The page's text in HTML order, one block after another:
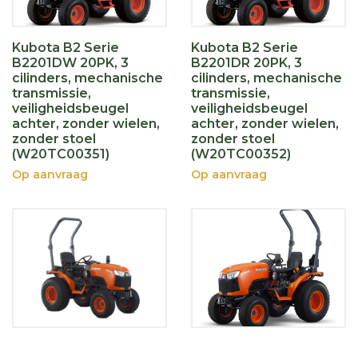
Kubota B2 Serie
B2201DW 20PK, 3
cilinders, mechanische
transmissie,
veiligheidsbeugel
achter, zonder wielen,
zonder stoel
(W20TC00351)
Op aanvraag
Kubota B2 Serie
B2201DR 20PK, 3
cilinders, mechanische
transmissie,
veiligheidsbeugel
achter, zonder wielen,
zonder stoel
(W20TC00352)
Op aanvraag